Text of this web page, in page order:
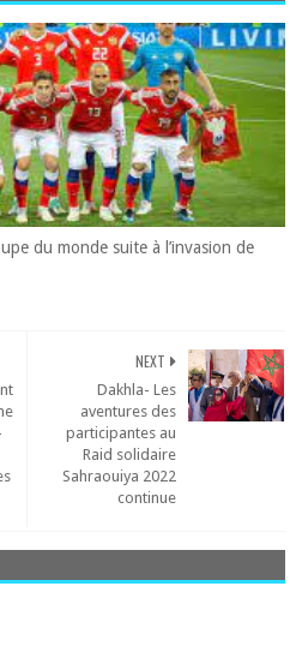
du monde suite à l’invasion de
NEXT
Dakhla- Les
aventures des
participantes au
Raid solidaire
Sahraouiya 2022
continue